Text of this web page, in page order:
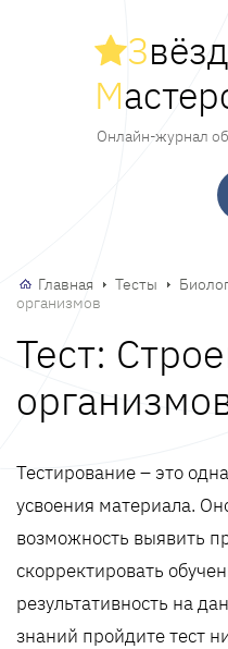
З
М
Онлайн-журнал
Главная Тесты
организмов
Тест:
Тестирование – это
усвоения материала.
возможность выявить
скорректировать
результативность на
знаний пройдите тест